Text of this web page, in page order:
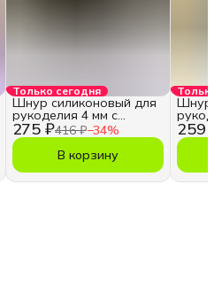
Только сегодня
275 ₽416 ₽−34%
Шнур силиконовый для
рукоделия 4 мм с
отверстием
В корзину
Только
259 ₽
Шнур